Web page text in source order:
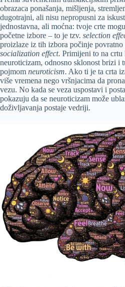
obrazaca ponašanja, mišljenja,
dugotrajni, ali nisu nepropusni za
jednostavna, ali moćna: tvoje crte
početne izbore – to je tzv. selection
proizlaze iz tih izbora počinje
socialization effect. Primijeni to na
neuroticizam, odnosno sklonost brizi i
pojmom neuroticism. Ako ti je ta crta
više vremena nego vršnjacima da
vezu. No kada se veza uspostavi i
pokazuju da se neuroticizam može
doživljavanja postaje vedriji.